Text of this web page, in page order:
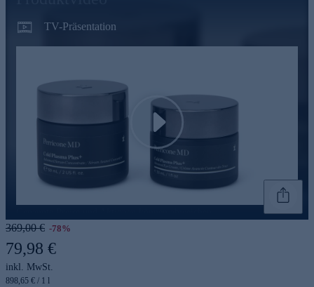
TV-Präsentation
Play
369,00 € -78%
79,98 €
inkl. MwSt.
898,65 € / 1 l